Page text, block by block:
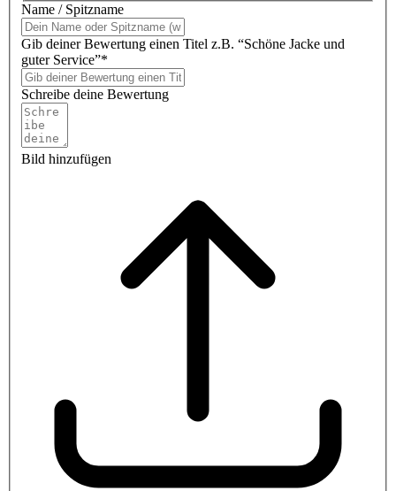
Name / Spitzname
Gib deiner Bewertung einen Titel z.B. “Schöne Jacke und
guter Service”*
Schreibe deine Bewertung
Bild hinzufügen